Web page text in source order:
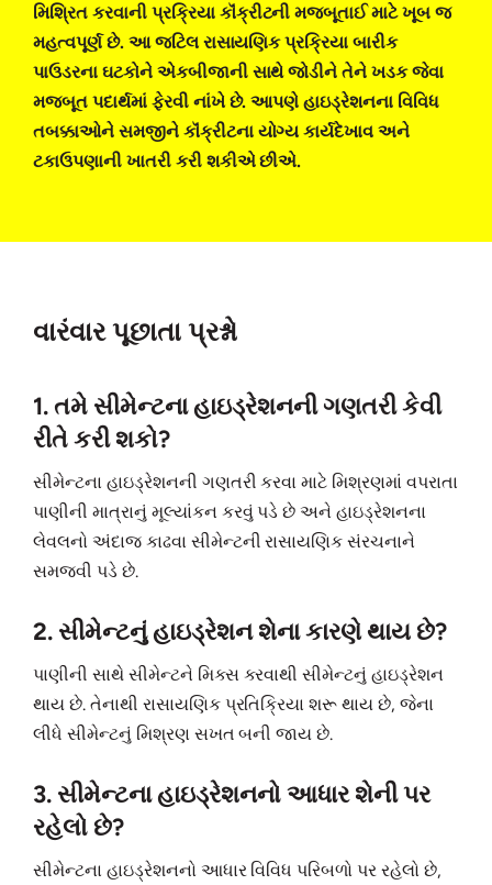
મિશ્રિત કરવાની પ્રક્રિયા કૉંક્રીટની મજબૂતાઈ માટે ખૂબ જ
મહત્વપૂર્ણ છે. આ જટિલ રાસાયણિક પ્રક્રિયા બારીક
પાઉડરના ઘટકોને એકબીજાની સાથે જોડીને તેને ખડક જેવા
મજબૂત પદાર્થમાં ફેરવી નાંખે છે. આપણે હાઇડ્રેશનના વિવિધ
તબક્કાઓને સમજીને કૉંક્રીટના યોગ્ય કાર્યદેખાવ અને
ટકાઉપણાની ખાતરી કરી શકીએ છીએ.
વારંવાર પૂછાતા પ્રશ્નો
1. તમે સીમેન્ટના હાઇડ્રેશનની ગણતરી કેવી
રીતે કરી શકો?
સીમેન્ટના હાઇડ્રેશનની ગણતરી કરવા માટે મિશ્રણમાં વપરાતા
પાણીની માત્રાનું મૂલ્યાંકન કરવું પડે છે અને હાઇડ્રેશનના
લેવલનો અંદાજ કાઢવા સીમેન્ટની રાસાયણિક સંરચનાને
સમજવી પડે છે.
2. સીમેન્ટનું હાઇડ્રેશન શેના કારણે થાય છે?
પાણીની સાથે સીમેન્ટને મિક્સ કરવાથી સીમેન્ટનું હાઇડ્રેશન
થાય છે. તેનાથી રાસાયણિક પ્રતિક્રિયા શરૂ થાય છે, જેના
લીધે સીમેન્ટનું મિશ્રણ સખત બની જાય છે.
3. સીમેન્ટના હાઇડ્રેશનનો આધાર શેની પર
રહેલો છે?
સીમેન્ટના હાઇડ્રેશનનો આધાર વિવિધ પરિબળો પર રહેલો છે,